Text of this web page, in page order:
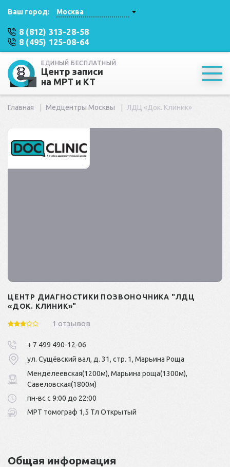
Ваш город: Москва
8 (812) 313-28-58
8 (495) 125-08-64
ЕДИНЫЙ БЕСПЛАТНЫЙ
Центр записи
на МРТ и КТ
Главная Медцентры Москвы ЛДЦ «Док. Клиник»
ЦЕНТР ДИАГНОСТИКИ ПОЗВОНОЧНИКА "ЛДЦ
«ДОК. КЛИНИК»"
1 отзывов
+ 7 499 490-12-06
ул. Сyщёвский вал, д. 31, стр. 1, Марьина Роща
Менделеевская(1200м), Марьина роща(1300м),
Савеловская(1800м)
пн-вс с 9:00 до 22:00
МРТ томограф 1,5 Тл Открытый
Общая информация